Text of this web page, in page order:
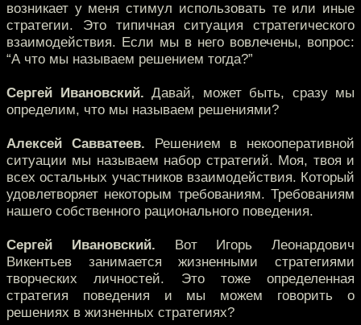
возникает у меня стимул использовать те или иные
стратегии. Это типичная ситуация стратегического
взаимодействия. Если мы в него вовлечены, вопрос:
“А что мы называем решением тогда?”
Сергей Ивановский. Давай, может быть, сразу мы
определим, что мы называем решениями?
Алексей Савватеев. Решением в некооперативной
ситуации мы называем набор стратегий. Моя, твоя и
всех остальных участников взаимодействия. Который
удовлетворяет некоторым требованиям. Требованиям
нашего собственного рационального поведения.
Сергей Ивановский. Вот Игорь Леонардович
Викентьев занимается жизненными стратегиями
творческих личностей. Это тоже определенная
стратегия поведения и мы можем говорить о
решениях в жизненных стратегиях?